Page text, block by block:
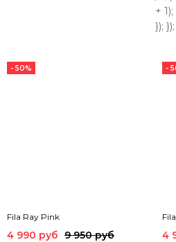
+
}); });
- 50%
Fila Ray Pink
4 990 руб 9 950 руб
-
4